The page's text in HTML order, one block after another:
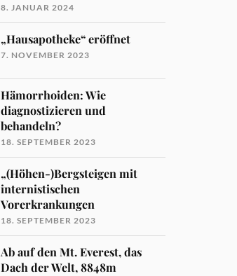
8. JANUAR 2024
„Hausapotheke“ eröffnet
7. NOVEMBER 2023
Hämorrhoiden: Wie
diagnostizieren und
behandeln?
18. SEPTEMBER 2023
„(Höhen-)Bergsteigen mit
internistischen
Vorerkrankungen
18. SEPTEMBER 2023
Ab auf den Mt. Everest, das
Dach der Welt, 8848m